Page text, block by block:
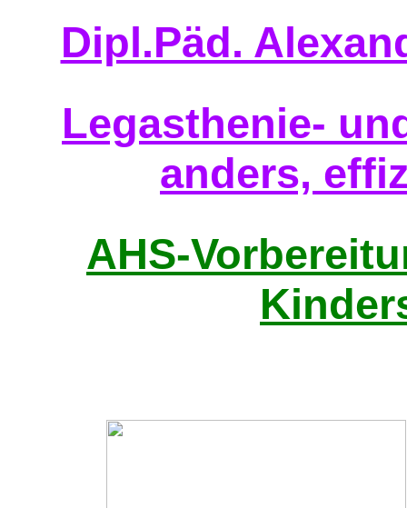
Dipl.Päd.
Legasthenie-
anders,
AHS-